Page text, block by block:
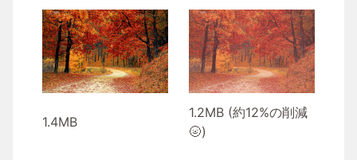
1.4MB
1.2MB (約12%の削減
🌝)